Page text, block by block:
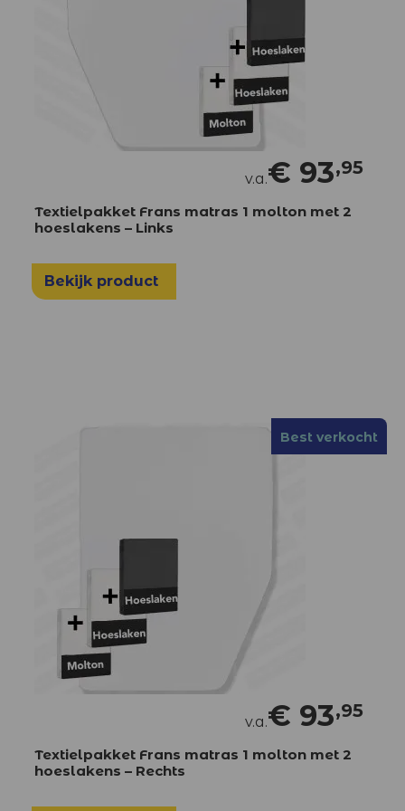
v.a.€ 93,95
Textielpakket Frans matras 1 molton met 2
hoeslakens – Links
Bekijk product
Best verkocht
v.a.€ 93,95
Textielpakket Frans matras 1 molton met 2
hoeslakens – Rechts